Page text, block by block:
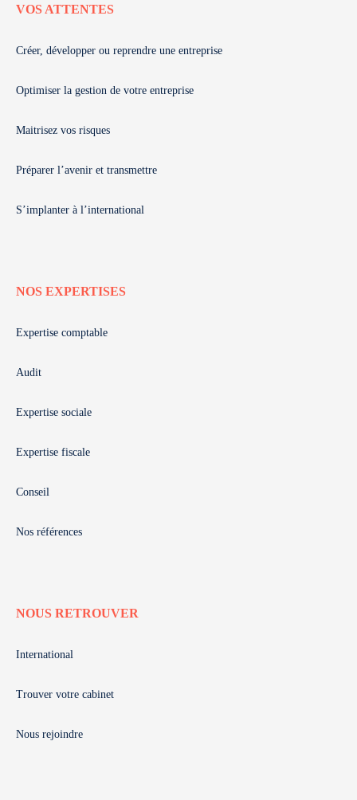
VOS ATTENTES
Créer, développer ou reprendre une entreprise
Optimiser la gestion de votre entreprise
Maitrisez vos risques
Préparer l’avenir et transmettre
S’implanter à l’international
NOS EXPERTISES
Expertise comptable
Audit
Expertise sociale
Expertise fiscale
Conseil
Nos références
NOUS RETROUVER
International
Trouver votre cabinet
Nous rejoindre